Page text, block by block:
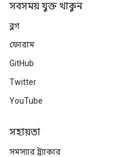
সবসময় যুক্ত থাকুন
ব্লগ
ফোরাম
GitHub
Twitter
YouTube
সহায়তা
সমস্যার ট্র্যাকার